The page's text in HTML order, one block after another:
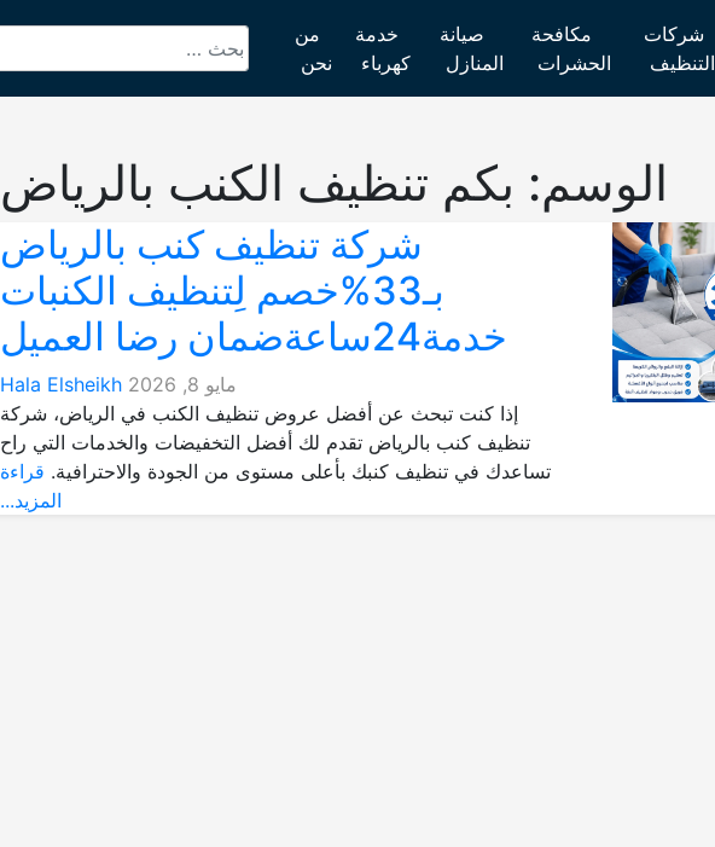
شركات
التنظيف
مكافحة
الحشرات
صيانة
المنازل
خدمة
كهرباء
من
نحن
الوسم: بكم تنظيف الكنب بالرياض
شركة تنظيف كنب بالرياض
بـ33%خصم لِتنظيف الكنبات
خدمة24ساعةضمان رضا العميل
مايو 8, 2026
Hala Elsheikh
إذا كنت تبحث عن أفضل عروض تنظيف الكنب في الرياض، شركة
تنظيف كنب بالرياض تقدم لك أفضل التخفيضات والخدمات التي راح
تساعدك في تنظيف كنبك بأعلى مستوى من الجودة والاحترافية. قراءة
المزيد...